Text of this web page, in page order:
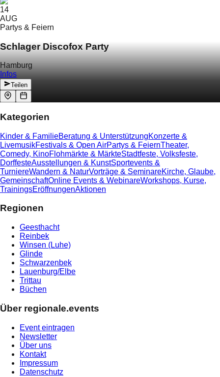
14
AUG
Partys & Feiern
Schlager Discofox Party
Hamburg
Infos
Teilen
Kategorien
Kinder & FamilieBeratung & UnterstützungKonzerte &
LivemusikFestivals & Open AirPartys & FeiernTheater,
Comedy, KinoFlohmärkte & MärkteStadtfeste, Volksfeste,
DorffesteAusstellungen & KunstSportevents &
TurniereWandern & NaturVorträge & SeminareKirche, Glaube,
GemeinschaftOnline Events & WebinareWorkshops, Kurse,
TrainingsEröffnungenAktionen
Regionen
Geesthacht
Reinbek
Winsen (Luhe)
Glinde
Schwarzenbek
Lauenburg/Elbe
Trittau
Büchen
Über regionale.events
Event eintragen
Newsletter
Über uns
Kontakt
Impressum
Datenschutz